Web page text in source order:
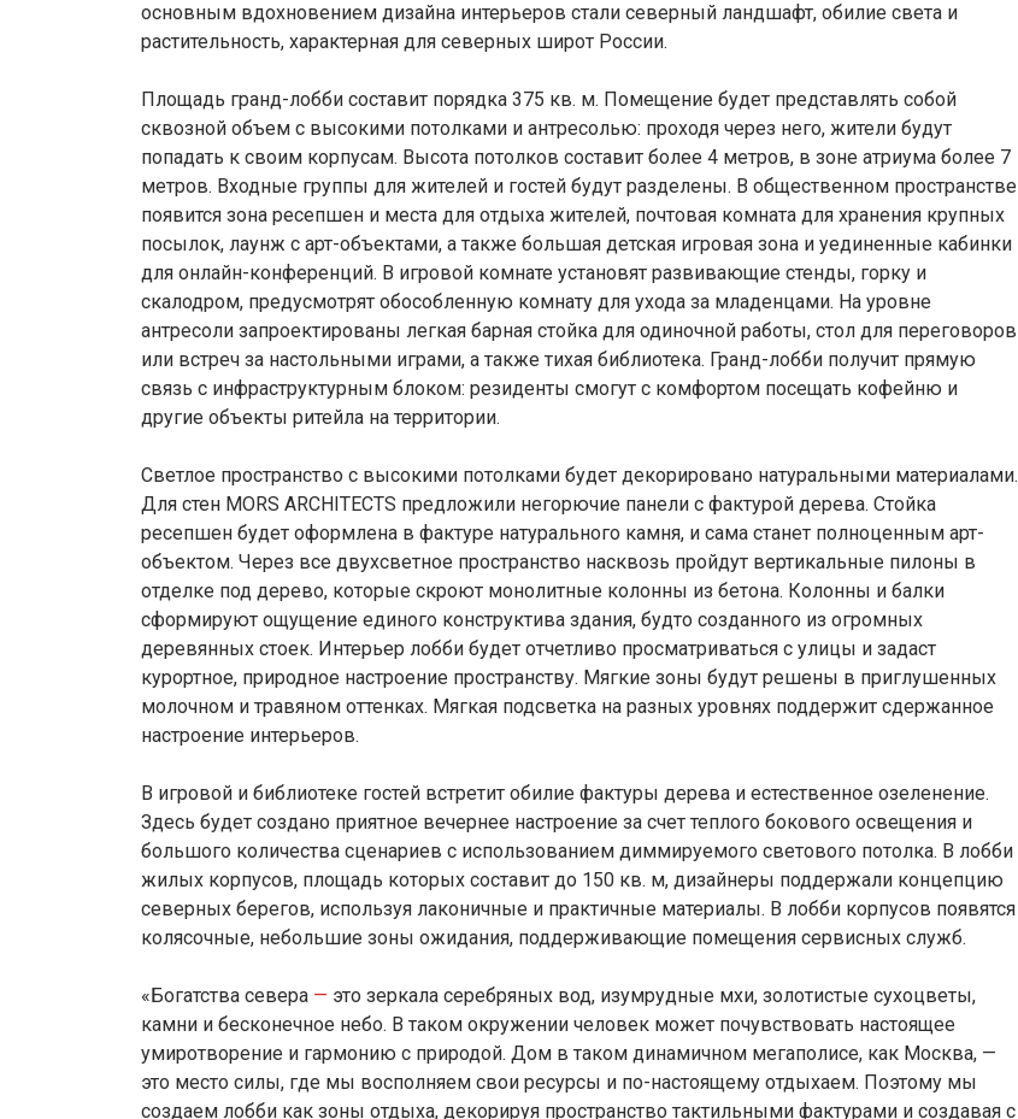
основным вдохновением дизайна интерьеров стали северный ландшафт, обилие света и
растительность, характерная для северных широт России.
Площадь гранд-лобби составит порядка 375 кв. м. Помещение будет представлять собой
сквозной объем с высокими потолками и антресолью: проходя через него, жители будут
попадать к своим корпусам. Высота потолков составит более 4 метров, в зоне атриума более 7
метров. Входные группы для жителей и гостей будут разделены. В общественном пространстве
появится зона ресепшен и места для отдыха жителей, почтовая комната для хранения крупных
посылок, лаунж с арт-объектами, а также большая детская игровая зона и уединенные кабинки
для онлайн-конференций. В игровой комнате установят развивающие стенды, горку и
скалодром, предусмотрят обособленную комнату для ухода за младенцами. На уровне
антресоли запроектированы легкая барная стойка для одиночной работы, стол для переговоров
или встреч за настольными играми, а также тихая библиотека. Гранд-лобби получит прямую
связь с инфраструктурным блоком: резиденты смогут с комфортом посещать кофейню и
другие объекты ритейла на территории.
Светлое пространство с высокими потолками будет декорировано натуральными материалами.
Для стен MORS ARCHITECTS предложили негорючие панели с фактурой дерева. Стойка
ресепшен будет оформлена в фактуре натурального камня, и сама станет полноценным арт-
объектом. Через все двухсветное пространство насквозь пройдут вертикальные пилоны в
отделке под дерево, которые скроют монолитные колонны из бетона. Колонны и балки
сформируют ощущение единого конструктива здания, будто созданного из огромных
деревянных стоек. Интерьер лобби будет отчетливо просматриваться с улицы и задаст
курортное, природное настроение пространству. Мягкие зоны будут решены в приглушенных
молочном и травяном оттенках. Мягкая подсветка на разных уровнях поддержит сдержанное
настроение интерьеров.
В игровой и библиотеке гостей встретит обилие фактуры дерева и естественное озеленение.
Здесь будет создано приятное вечернее настроение за счет теплого бокового освещения и
большого количества сценариев с использованием диммируемого светового потолка. В лобби
жилых корпусов, площадь которых составит до 150 кв. м, дизайнеры поддержали концепцию
северных берегов, используя лаконичные и практичные материалы. В лобби корпусов появятся
колясочные, небольшие зоны ожидания, поддерживающие помещения сервисных служб.
«Богатства севера — это зеркала серебряных вод, изумрудные мхи, золотистые сухоцветы,
камни и бесконечное небо. В таком окружении человек может почувствовать настоящее
умиротворение и гармонию с природой. Дом в таком динамичном мегаполисе, как Москва, —
это место силы, где мы восполняем свои ресурсы и по-настоящему отдыхаем. Поэтому мы
создаем лобби как зоны отдыха, декорируя пространство тактильными фактурами и создавая с